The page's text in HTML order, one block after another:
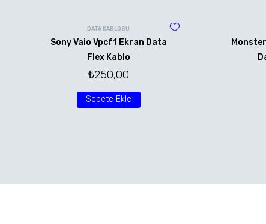
DATA KABLOSU
Sony Vaio Vpcf1 Ekran Data
Flex Kablo
₺250,00
Sepete Ekle